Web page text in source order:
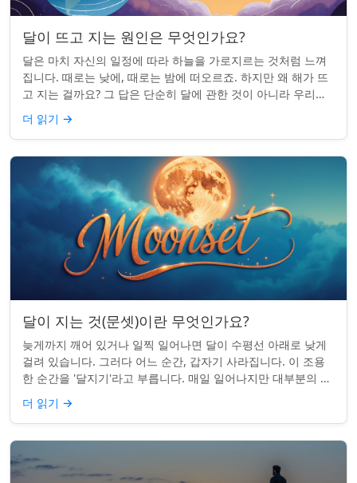
달이 뜨고 지는 원인은 무엇인가요?
달은 마치 자신의 일정에 따라 하늘을 가로지르는 것처럼 느껴
집니다. 때로는 낮에, 때로는 밤에 떠오르죠. 하지만 왜 해가 뜨
고 지는 걸까요? 그 답은 단순히 달에 관한 것이 아니라 우리에
관한 것입니다. 핵심 통찰:...
더 읽기 →
달이 지는 것(문셋)이란 무엇인가요?
늦게까지 깨어 있거나 일찍 일어나면 달이 수평선 아래로 낮게
걸려 있습니다. 그러다 어느 순간, 갑자기 사라집니다. 이 조용
한 순간을 '달지기'라고 부릅니다. 매일 일어나지만 대부분의 사
람들은 놓치곤 합니다. 핵심 ...
더 읽기 →